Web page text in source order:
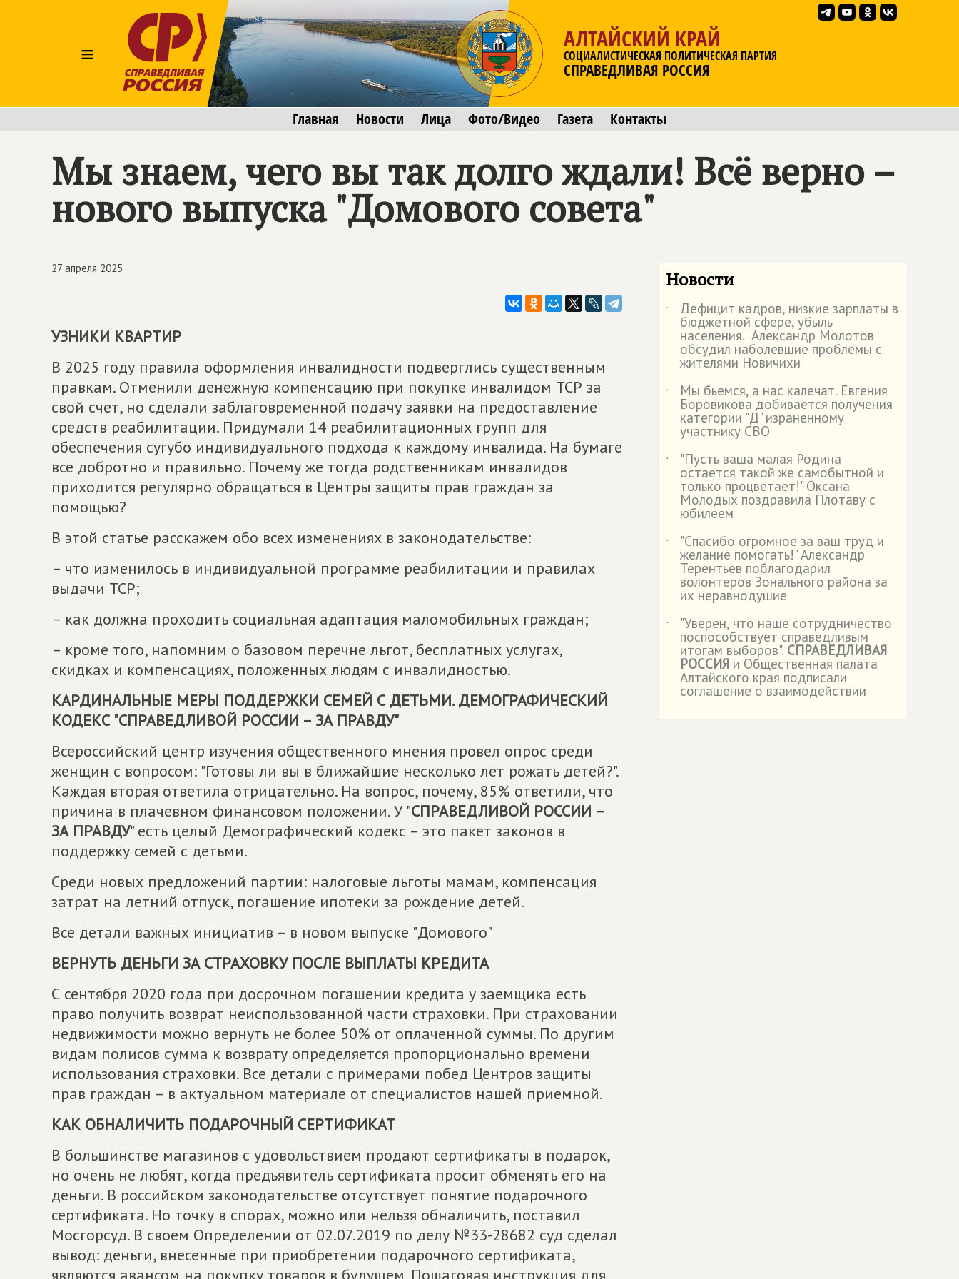
≡
АЛТАЙСКИЙ КРАЙ
СОЦИАЛИСТИЧЕСКАЯ ПОЛИТИЧЕСКАЯ ПАРТИЯ
СПРАВЕДЛИВАЯ РОССИЯ
Главная Новости Лица Фото/Видео Газета Контакты
Мы знаем, чего вы так долго ждали! Всё верно –
нового выпуска "Домового совета"
27 апреля 2025
УЗНИКИ КВАРТИР
В 2025 году правила оформления инвалидности подверглись существенным
правкам. Отменили денежную компенсацию при покупке инвалидом ТСР за
свой счет, но сделали заблаговременной подачу заявки на предоставление
средств реабилитации. Придумали 14 реабилитационных групп для
обеспечения сугубо индивидуального подхода к каждому инвалида. На бумаге
все добротно и правильно. Почему же тогда родственникам инвалидов
приходится регулярно обращаться в Центры защиты прав граждан за
помощью?
В этой статье расскажем обо всех изменениях в законодательстве:
– что изменилось в индивидуальной программе реабилитации и правилах
выдачи ТСР;
– как должна проходить социальная адаптация маломобильных граждан;
– кроме того, напомним о базовом перечне льгот, бесплатных услугах,
скидках и компенсациях, положенных людям с инвалидностью.
КАРДИНАЛЬНЫЕ МЕРЫ ПОДДЕРЖКИ СЕМЕЙ С ДЕТЬМИ. ДЕМОГРАФИЧЕСКИЙ
КОДЕКС "СПРАВЕДЛИВОЙ РОССИИ – ЗА ПРАВДУ"
Всероссийский центр изучения общественного мнения провел опрос среди
женщин с вопросом: "Готовы ли вы в ближайшие несколько лет рожать детей?".
Каждая вторая ответила отрицательно. На вопрос, почему, 85% ответили, что
причина в плачевном финансовом положении. У "СПРАВЕДЛИВОЙ РОССИИ –
ЗА ПРАВДУ" есть целый Демографический кодекс – это пакет законов в
поддержку семей с детьми.
Среди новых предложений партии: налоговые льготы мамам, компенсация
затрат на летний отпуск, погашение ипотеки за рождение детей.
Все детали важных инициатив – в новом выпуске "Домового"
ВЕРНУТЬ ДЕНЬГИ ЗА СТРАХОВКУ ПОСЛЕ ВЫПЛАТЫ КРЕДИТА
С сентября 2020 года при досрочном погашении кредита у заемщика есть
право получить возврат неиспользованной части страховки. При страховании
недвижимости можно вернуть не более 50% от оплаченной суммы. По другим
видам полисов сумма к возврату определяется пропорционально времени
использования страховки. Все детали с примерами побед Центров защиты
прав граждан – в актуальном материале от специалистов нашей приемной.
КАК ОБНАЛИЧИТЬ ПОДАРОЧНЫЙ СЕРТИФИКАТ
В большинстве магазинов с удовольствием продают сертификаты в подарок,
но очень не любят, когда предъявитель сертификата просит обменять его на
деньги. В российском законодательстве отсутствует понятие подарочного
сертификата. Но точку в спорах, можно или нельзя обналичить, поставил
Мосгорсуд. В своем Определении от 02.07.2019 по делу №33-28682 суд сделал
вывод: деньги, внесенные при приобретении подарочного сертификата,
являются авансом на покупку товаров в будущем. Пошаговая инструкция для
Новости
˙ Дефицит кадров, низкие зарплаты в
бюджетной сфере, убыль
населения. Александр Молотов
обсудил наболевшие проблемы с
жителями Новичихи
˙
Мы бьемся, а нас калечат. Евгения
Боровикова добивается получения
категории "Д" израненному
участнику СВО
˙
"Пусть ваша малая Родина
остается такой же самобытной и
только процветает!" Оксана
Молодых поздравила Плотаву с
юбилеем
˙
"Спасибо огромное за ваш труд и
желание помогать!" Александр
Терентьев поблагодарил
волонтеров Зонального района за
их неравнодушие
˙
"Уверен, что наше сотрудничество
поспособствует справедливым
итогам выборов". СПРАВЕДЛИВАЯ
РОССИЯ и Общественная палата
Алтайского края подписали
соглашение о взаимодействии